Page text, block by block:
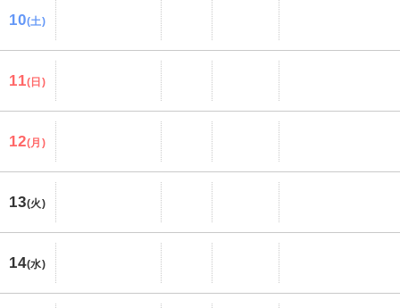
10(土)
11(日)
12(月)
13(火)
14(水)